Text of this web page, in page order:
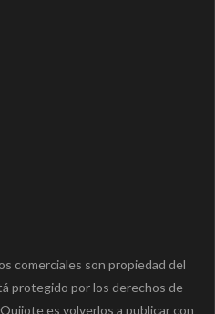
comerciales son propiedad del
protegido por los derechos de
es volverlos a publicar con